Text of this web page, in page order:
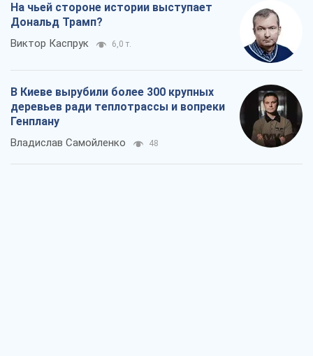
На чьей стороне истории выступает
Дональд Трамп?
Виктор Каспрук 6,0 т.
В Киеве вырубили более 300 крупных
деревьев ради теплотрассы и вопреки
Генплану
Владислав Самойленко 48